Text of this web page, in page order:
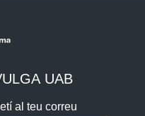
UAB
al teu correu